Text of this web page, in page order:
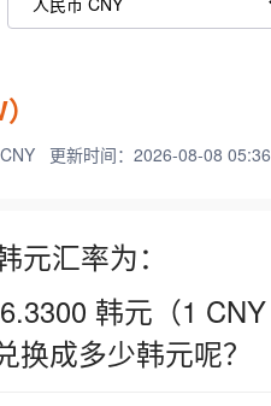
更新时间：2026-08-08
元汇率为：
韩元（1
换成多少韩元呢？